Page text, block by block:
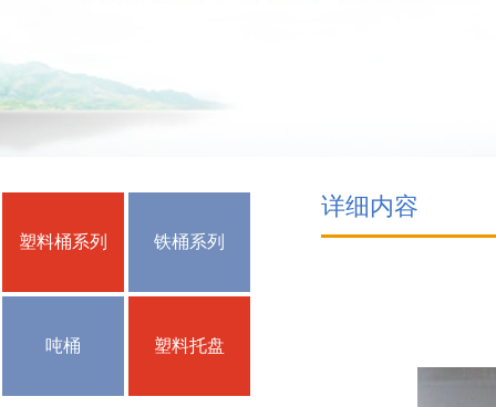
塑料桶系列 铁桶系列
吨桶 塑料托盘
详细内容